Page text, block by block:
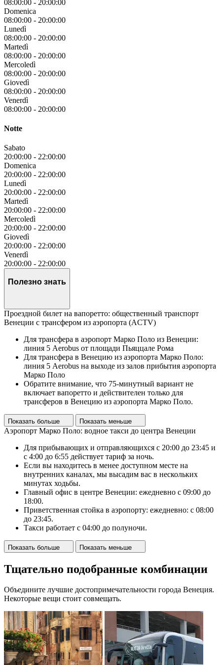
08:00:00 - 20:00:00
Domenica
08:00:00 - 20:00:00
Lunedì
08:00:00 - 20:00:00
Martedì
08:00:00 - 20:00:00
Mercoledì
08:00:00 - 20:00:00
Giovedì
08:00:00 - 20:00:00
Venerdì
08:00:00 - 20:00:00
Notte
Sabato
20:00:00 - 22:00:00
Domenica
20:00:00 - 22:00:00
Lunedì
20:00:00 - 22:00:00
Martedì
20:00:00 - 22:00:00
Mercoledì
20:00:00 - 22:00:00
Giovedì
20:00:00 - 22:00:00
Venerdì
20:00:00 - 22:00:00
Полезно знать
Проездной билет на вапоретто: общественный транспорт
Венеции с трансфером из аэропорта (ACTV)
Для трансфера в аэропорт Марко Поло из Венеции:
линия 5 Aerobus от площади Пьяццале Рома
Для трансфера в Венецию из аэропорта Марко Поло:
линия 5 Aerobus на выходе из залов прибытия аэропорта
Марко Поло
Обратите внимание, что 75-минутный вариант не
включает вапоретто и действителен только для
трансферов в Венецию из аэропорта Марко Поло.
Показать больше Показать меньше
Аэропорт Марко Поло: водное такси до центра Венеции
Для прибывающих и отправляющихся с 20:00 до 23:45 и
с 4:00 до 6:55 действует тариф за ночь.
Если вы находитесь в менее доступном месте на
внутренних каналах, мы высадим вас в нескольких
минутах ходьбы.
Главный офис в центре Венеции: ежедневно с 09:00 до
18:00.
Приветственная стойка в аэропорту: ежедневно: с 08:00
до 23:45.
Такси работает с 04:00 до полуночи.
Показать больше Показать меньше
Тщательно подобранные комбинации
Объедините лучшие достопримечательности города Венеция.
Некоторые вещи стоит совмещать.